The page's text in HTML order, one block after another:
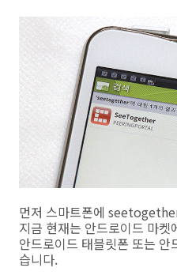
먼저 스마트폰에
지금 현재는 안드로이드 마
안드로이드 태블릿폰 또는
습니다.